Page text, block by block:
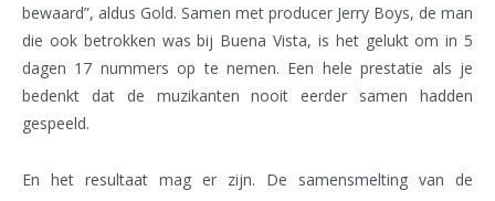
bewaard”, aldus Gold. Samen met producer Jerry Boys, de man
die ook betrokken was bij Buena Vista, is het gelukt om in 5
dagen 17 nummers op te nemen. Een hele prestatie als je
bedenkt dat de muzikanten nooit eerder samen hadden
gespeeld.
En het resultaat mag er zijn. De samensmelting van de